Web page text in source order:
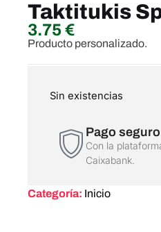
Taktitukis
3.75€
Producto personalizado.
Sin existencias
Pago seguro
Con la
Caixabank.
Categoría: Inicio